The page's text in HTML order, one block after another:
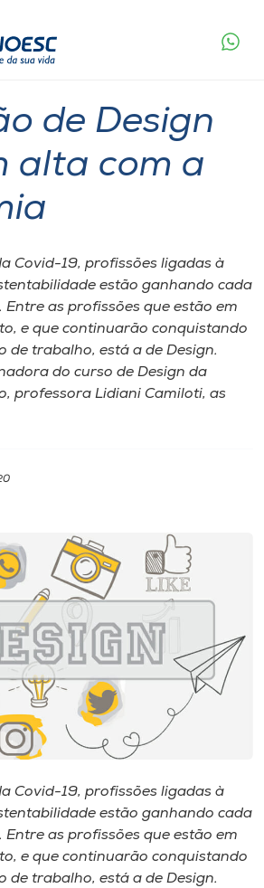
de Design
alta com a
Covid-19, profissões ligadas à
estão ganhando cada
Entre as profissões que estão em
e que continuarão conquistando
de trabalho, está a de Design.
do curso de Design da
professora Lidiani Camiloti, as
Covid-19, profissões ligadas à
estão ganhando cada
Entre as profissões que estão em
e que continuarão conquistando
de trabalho, está a de Design.